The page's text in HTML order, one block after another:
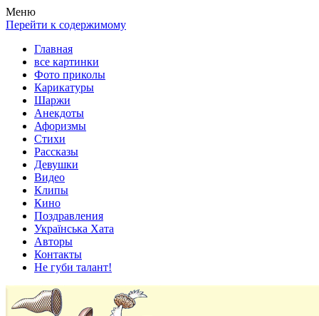
Весела хата — прикольные картинки, смешные истории,
клипы!
Покажем всем ваши фото приколы, карикатуры, шаржи, стихи,
рассказы, видео и песни!
Меню
Перейти к содержимому
Главная
все картинки
Фото приколы
Карикатуры
Шаржи
Анекдоты
Афоризмы
Стихи
Рассказы
Девушки
Видео
Клипы
Кино
Поздравления
Українська Хата
Авторы
Контакты
Не губи талант!